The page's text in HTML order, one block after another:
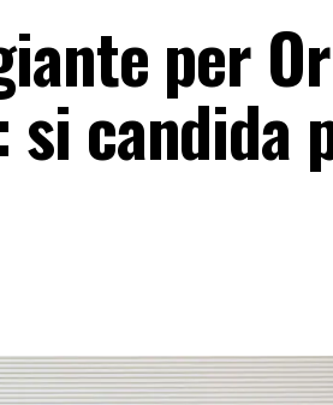
per
candida